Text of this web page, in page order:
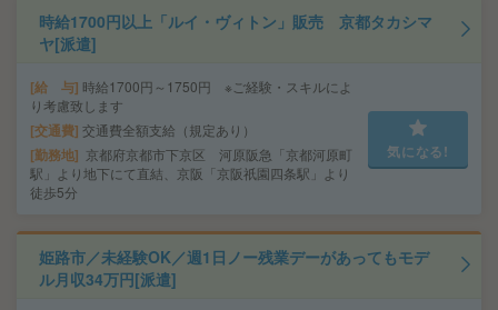
時給1700円以上「ルイ・ヴィトン」販売 京都タカシマ
ヤ[派遣]
給 与 時給1700円～1750円 ※ご経験・スキルによ
り考慮致します
交通費 交通費全額支給（規定あり）
勤務地
京都府京都市下京区 河原阪急「京都河原町
駅」より地下にて直結、京阪「京阪祇園四条駅」より
徒歩5分
気になる!
姫路市／未経験OK／週1日ノー残業デーがあってもモデ
ル月収34万円[派遣]